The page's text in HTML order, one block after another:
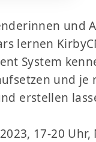
lernen
System
und
erstellen
17-20